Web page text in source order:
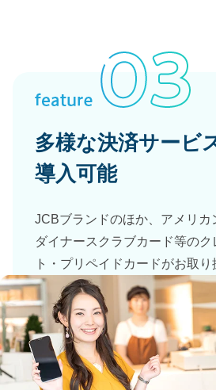
多様な決済サービ
導入可能
JCBブランドのほか、アメリカ
ダイナースクラブカード等の
ト・プリペイドカードがお取り